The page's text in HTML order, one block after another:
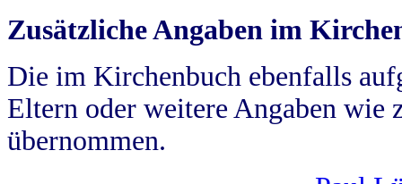
Zusätzliche Angaben im
Die im Kirchenbuch ebenfalls
Eltern oder weitere Angaben wie
übernommen.